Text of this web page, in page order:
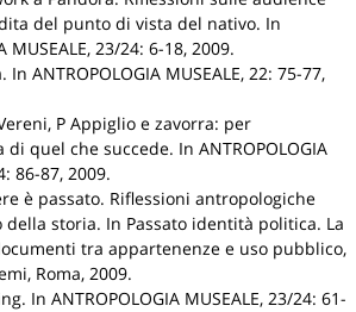
del punto di vista del nativo. In
MUSEALE, 23/24: 6-18, 2009.
. In ANTROPOLOGIA MUSEALE, 22: 75-77,
P Appiglio e zavorra: per
di quel che succede. In ANTROPOLOGIA
86-87, 2009.
è passato. Riflessioni antropologiche
della storia. In Passato identità politica. La
tra appartenenze e uso pubblico,
, Roma, 2009.
. In ANTROPOLOGIA MUSEALE, 23/24: 61-